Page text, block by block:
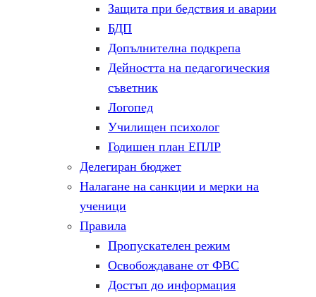
Защита при бедствия и аварии
БДП
Допълнителна подкрепа
Дейността на педагогическия
съветник
Логопед
Училищен психолог
Годишен план ЕПЛР
Делегиран бюджет
Налагане на санкции и мерки на
ученици
Правила
Пропускателен режим
Освобождаване от ФВС
Достъп до информация